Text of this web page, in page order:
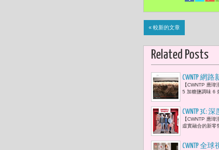
« 較新的文章
Related Posts
CWNTP 網
【CWNTP 應
5 加糖鹽調味 6
CWNTP 3C:
【CWNTP 應
虛實融合的新零
CWNTP 全